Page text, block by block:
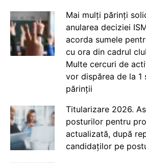
Mai mulți părinți
anularea deciziei
acorda sumele
cu ora din cadrul
Multe cercuri de
vor dispărea de la 1
părinții
Titularizare 2026.
posturilor pentru
actualizată, după
candidaților pe